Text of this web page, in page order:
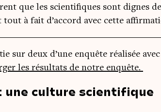
que les scientifiques sont dignes
tout à fait d’accord avec cette
sur deux d’une enquête réa­li­sée
les résul­tats de notre enquête.
une culture scientifique